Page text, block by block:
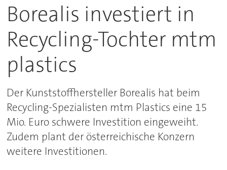
Borealis investiert in
Recycling-Tochter mtm
plastics
Der Kunststoffhersteller Borealis hat beim
Recycling-Spezialisten mtm Plastics eine 15
Mio. Euro schwere Investition eingeweiht.
Zudem plant der österreichische Konzern
weitere Investitionen.